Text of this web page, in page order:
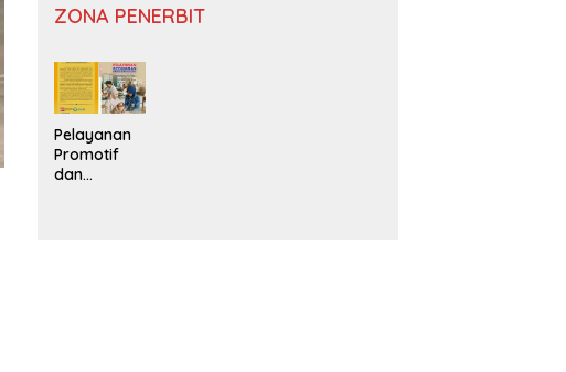
ZONA PENERBIT
Pelayanan
Promotif
dan